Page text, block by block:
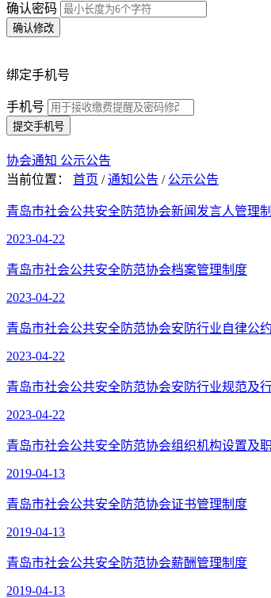
确认密码
确认修改
绑定手机号
手机号
提交手机号
协会通知 公示公告
当前位置： 首页 / 通知公告 / 公示公告
青岛市社会公共安全防范协会新闻发言人管理
2023-04-22
青岛市社会公共安全防范协会档案管理制度
2023-04-22
青岛市社会公共安全防范协会安防行业自律公约
2023-04-22
青岛市社会公共安全防范协会安防行业规范及
2023-04-22
青岛市社会公共安全防范协会组织机构设置及
2019-04-13
青岛市社会公共安全防范协会证书管理制度
2019-04-13
青岛市社会公共安全防范协会薪酬管理制度
2019-04-13